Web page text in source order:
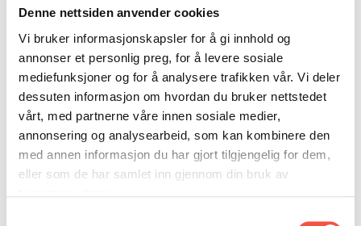
Denne nettsiden anvender cookies
Vi bruker informasjonskapsler for å gi innhold og
annonser et personlig preg, for å levere sosiale
mediefunksjoner og for å analysere trafikken vår. Vi deler
dessuten informasjon om hvordan du bruker nettstedet
vårt, med partnerne våre innen sosiale medier,
annonsering og analysearbeid, som kan kombinere den
med annen informasjon du har gjort tilgjengelig for dem,
eller som de har samlet inn gjennom din bruk av
OVERVINTRINGSFANGST PÅ NORDAUST-GRØNLAND
RAGNAR THORSETH – LEVD LIV
SVART GULL I BRANDAL CITY
UTLEIGE
ISHAVSMUSEETS VENNER
SAMARBEIDSMUSEUM
PERSONVERNERKLÆRING
SELFANGST
BILDEGALLERI
UTLEIGE
SKULEBESØK
FARGELEGG
ISHAVSQUIZ
FORTELLINGAR
ISFLAKET
DONASJON
KONTAKT
OPNINGSTIDER
Bibliotekeksemplar, pen bok, lite bruk